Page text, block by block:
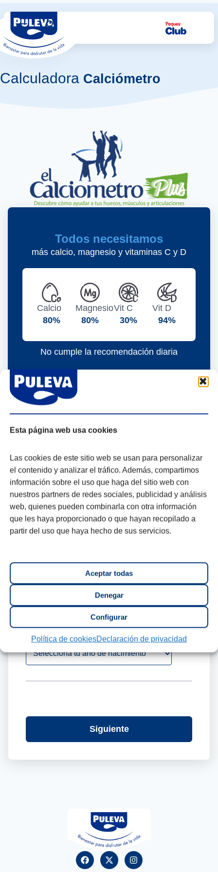
Esta página web usa cookies
Las cookies de este sitio web se usan para personalizar
el contenido y analizar el tráfico. Además, compartimos
información sobre el uso que haga del sitio web con
nuestros partners de redes sociales, publicidad y análisis
web, quienes pueden combinarla con otra información
que les haya proporcionado o que hayan recopilado a
partir del uso que haya hecho de sus servicios.
Aceptar todas
Denegar
Configurar
Política de cookiesDeclaración de privacidad
Calculadora Calciómetro
Todos necesitamos
más calcio, magnesio y vitaminas C y D
Calcio
80%
Magnesio
80%
Vit C
30%
Vit D
94%
No cumple la recomendación diaria
calcio que necesitas. Comprueba
como estás:
Nombre:
Sexo:
Hombre Mujer
Año de nacimiento:
Siguiente